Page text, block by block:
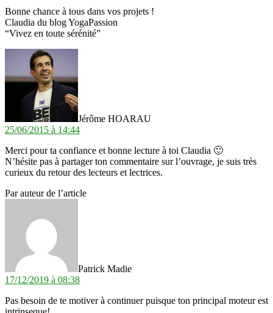
Bonne chance à tous dans vos projets !
Claudia du blog YogaPassion
“Vivez en toute sérénité”
Jérôme HOARAU
25/06/2015 à 14:44
Merci pour ta confiance et bonne lecture à toi Claudia 🙂
N’hésite pas à partager ton commentaire sur l’ouvrage, je suis très
curieux du retour des lecteurs et lectrices.
Par auteur de l’article
Patrick Madie
17/12/2019 à 08:38
Pas besoin de te motiver à continuer puisque ton principal moteur est